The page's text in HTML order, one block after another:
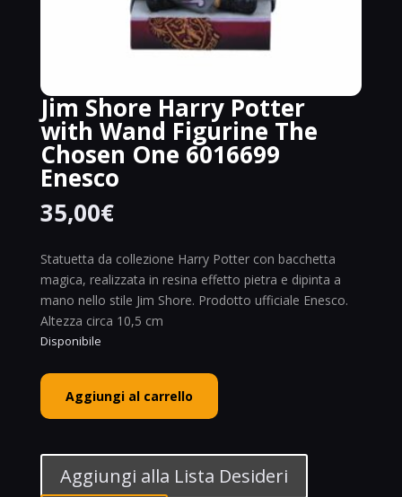
Jim Shore Harry Potter
with Wand Figurine The
Chosen One 6016699
Enesco
35,00€
Statuetta da collezione Harry Potter con bacchetta
magica, realizzata in resina effetto pietra e dipinta a
mano nello stile Jim Shore. Prodotto ufficiale Enesco.
Altezza circa 10,5 cm
Disponibile
Jim
Shore
Harry
Wand
Aggiungi al carrello
Aggiungi alla Lista Desideri